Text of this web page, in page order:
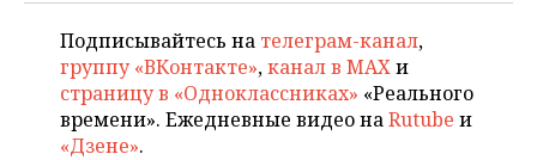
Подписывайтесь на телеграм-канал,
группу «ВКонтакте»,канал в MAXи
страницу в «Одноклассниках» «Реального
времени». Ежедневные видео наRutube и
«Дзене».